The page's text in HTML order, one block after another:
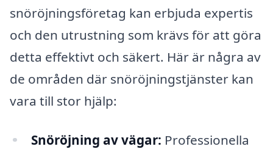
snöröjningsföretag kan erbjuda expertis
och den utrustning som krävs för att göra
detta effektivt och säkert. Här är några av
de områden där snöröjningstjänster kan
vara till stor hjälp:
Snöröjning av vägar: Professionella